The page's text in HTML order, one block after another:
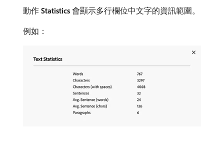
動作​ Statistics ​會顯示多行欄位中文字的資訊範圍。
例如：